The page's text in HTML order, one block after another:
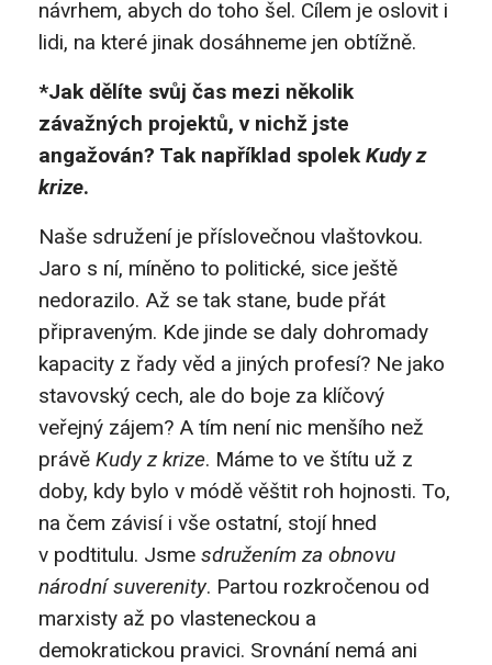
návrhem, abych do toho šel. Cílem je oslovit i
lidi, na které jinak dosáhneme jen obtížně.
*Jak dělíte svůj čas mezi několik
závažných projektů, v nichž jste
angažován? Tak například spolekKudy z
krize.
Naše sdružení je příslovečnou vlaštovkou.
Jaro s ní, míněno to politické, sice ještě
nedorazilo. Až se tak stane, bude přát
připraveným. Kde jinde se daly dohromady
kapacity z řady věd a jiných profesí? Ne jako
stavovský cech, ale do boje za klíčový
veřejný zájem? A tím není nic menšího než
právě Kudy z krize. Máme to ve štítu už z
doby, kdy bylo v módě věštit roh hojnosti. To,
na čem závisí i vše ostatní, stojí hned
v podtitulu. Jsme sdružením za obnovu
národní suverenity. Partou rozkročenou od
marxisty až po vlasteneckou a
demokratickou pravici. Srovnání nemá ani